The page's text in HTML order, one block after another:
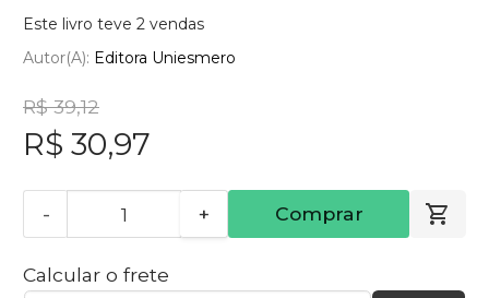
Este livro teve 2 vendas
Autor(a): Editora Uniesmero
R$ 39,12
R$ 30,97
- + Comprar
Calcular o frete